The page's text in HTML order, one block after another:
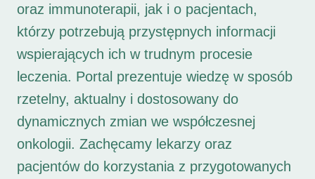
oraz immunoterapii, jak i o pacjentach,
którzy potrzebują przystępnych informacji
wspierających ich w trudnym procesie
leczenia. Portal prezentuje wiedzę w sposób
rzetelny, aktualny i dostosowany do
dynamicznych zmian we współczesnej
onkologii. Zachęcamy lekarzy oraz
pacjentów do korzystania z przygotowanych